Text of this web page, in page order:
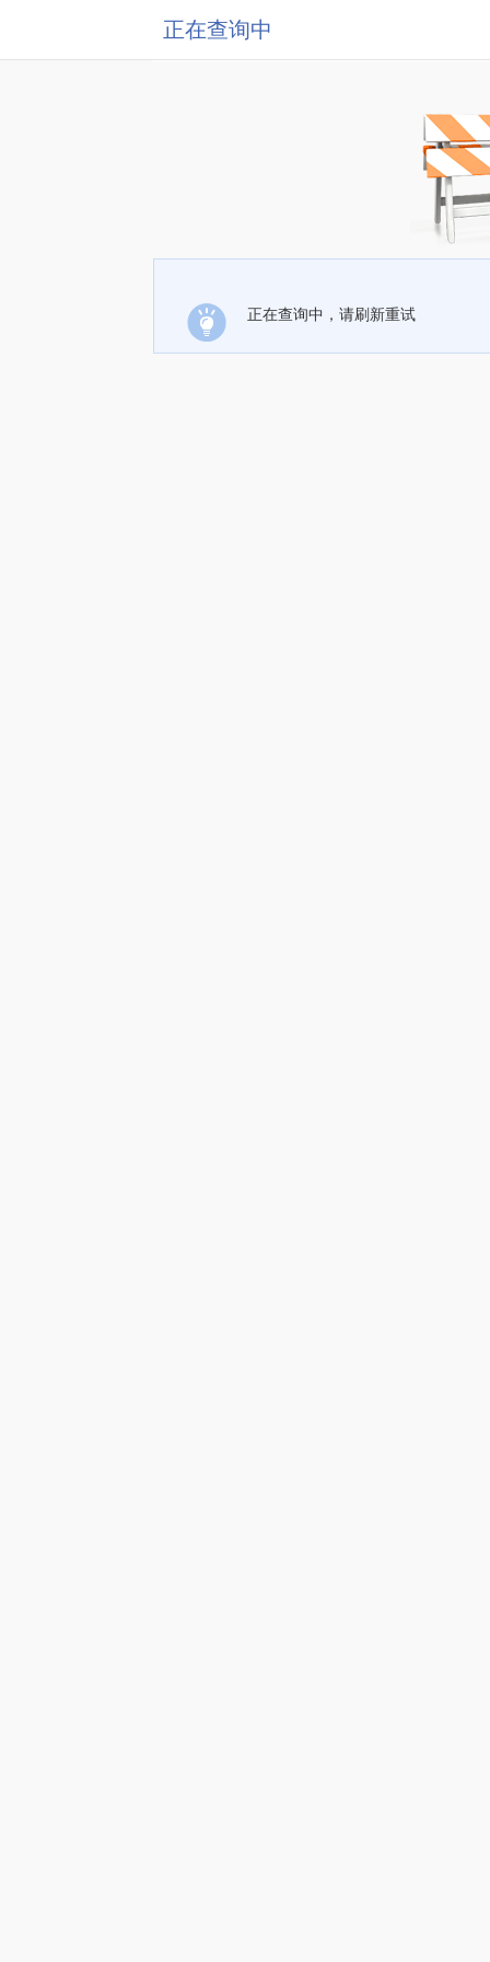
正在查询中
正在查询中，请刷新重试